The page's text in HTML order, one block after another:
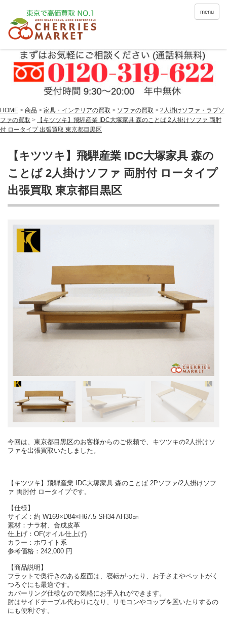
menu
HOME > 商品 > 家具・インテリアの買取 > ソファの買取 > 2人掛けソファ・ラブソ
ファの買取 >
【キツツキ】飛騨産業 IDC大塚家具 森のことば 2人掛けソファ 両肘
付 ロータイプ 出張買取 東京都目黒区
【キツツキ】飛騨産業 IDC大塚家具 森の
ことば 2人掛けソファ 両肘付 ロータイプ
出張買取 東京都目黒区
今回は、東京都目黒区のお客様からのご依頼で、キツツキの2人掛けソ
ファを出張買取いたしました。
【キツツキ】飛騨産業 IDC大塚家具 森のことば 2Pソファ/2人掛けソフ
ァ 両肘付 ロータイプです。
【仕様】
サイズ：約 W169×D84×H67.5 SH34 AH30㎝
素材：ナラ材、合成皮革
仕上げ：OF(オイル仕上げ)
カラー：ホワイト系
参考価格：242,000 円
【商品説明】
フラットで奥行きのある座面は、寝転がったり、お子さまやペットがく
つろぐにも最適です。
カバーリング仕様なので気軽にお手入れができます。
肘はサイドテーブル代わりになり、リモコンやコップを置いたりするの
にも便利です。